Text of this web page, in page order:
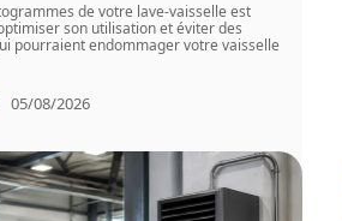
de votre lave-vaisselle est
son utilisation et éviter des
pourraient endommager votre vaisselle
05/08/2026